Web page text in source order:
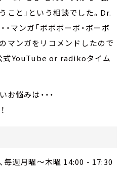
こと」という相談でした。Dr.
・マンガ「ボボボーボ・ボーボ
マンガをリコメンドしたので
式YouTube or radikoタイム
悩みは・・・
毎週月曜～木曜 14:00 - 17:30